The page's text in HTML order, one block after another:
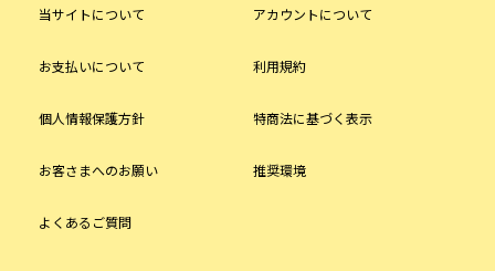
当サイトについて アカウントについて
お支払いについて 利用規約
個人情報保護方針 特商法に基づく表示
お客さまへのお願い 推奨環境
よくあるご質問